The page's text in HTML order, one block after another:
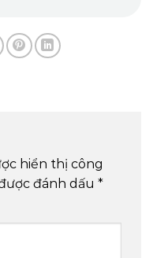
hiển thị công
đánh dấu *